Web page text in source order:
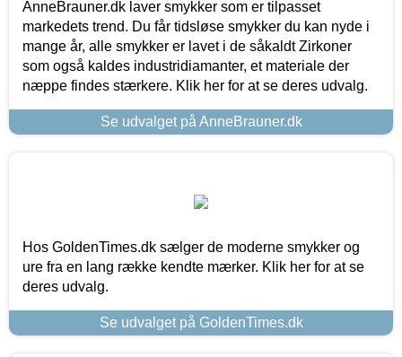
AnneBrauner.dk laver smykker som er tilpasset
markedets trend. Du får tidsløse smykker du kan nyde i
mange år, alle smykker er lavet i de såkaldt Zirkoner
som også kaldes industridiamanter, et materiale der
næppe findes stærkere. Klik her for at se deres udvalg.
Se udvalget på AnneBrauner.dk
Hos GoldenTimes.dk sælger de moderne smykker og
ure fra en lang række kendte mærker. Klik her for at se
deres udvalg.
Se udvalget på GoldenTimes.dk